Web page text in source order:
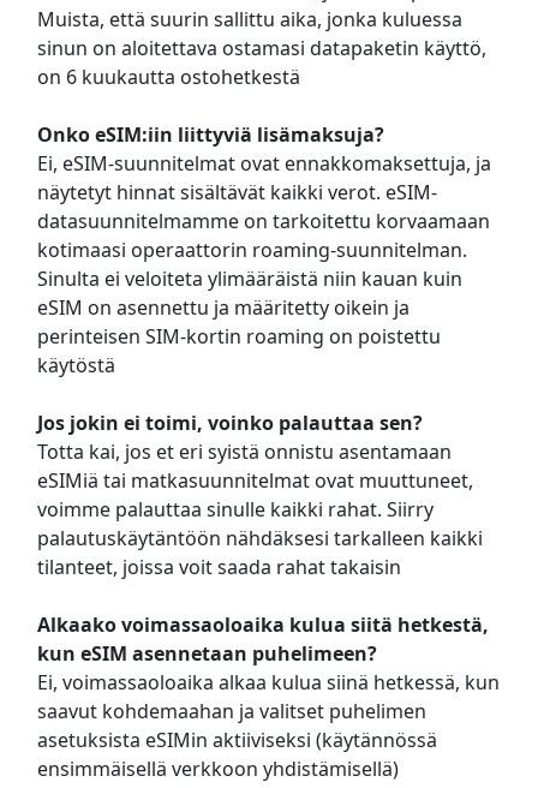
Muista, että suurin sallittu aika, jonka kuluessa
sinun on aloitettava ostamasi datapaketin käyttö,
on 6 kuukautta ostohetkestä
Onko eSIM:iin liittyviä lisämaksuja?
Ei, eSIM-suunnitelmat ovat ennakkomaksettuja, ja
näytetyt hinnat sisältävät kaikki verot. eSIM-
datasuunnitelmamme on tarkoitettu korvaamaan
kotimaasi operaattorin roaming-suunnitelman.
Sinulta ei veloiteta ylimääräistä niin kauan kuin
eSIM on asennettu ja määritetty oikein ja
perinteisen SIM-kortin roaming on poistettu
käytöstä
Jos jokin ei toimi, voinko palauttaa sen?
Totta kai, jos et eri syistä onnistu asentamaan
eSIMiä tai matkasuunnitelmat ovat muuttuneet,
voimme palauttaa sinulle kaikki rahat. Siirry
palautuskäytäntöön nähdäksesi tarkalleen kaikki
tilanteet, joissa voit saada rahat takaisin
Alkaako voimassaoloaika kulua siitä hetkestä,
kun eSIM asennetaan puhelimeen?
Ei, voimassaoloaika alkaa kulua siinä hetkessä, kun
saavut kohdemaahan ja valitset puhelimen
asetuksista eSIMin aktiiviseksi (käytännössä
ensimmäisellä verkkoon yhdistämisellä)